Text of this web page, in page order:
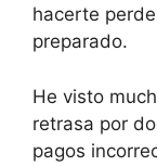
hacerte
preparado.
He visto
retrasa por
pagos